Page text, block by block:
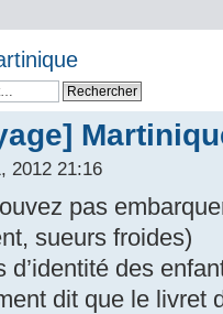
2012 21:16
pas
sueurs froides)
des
dit que le livret